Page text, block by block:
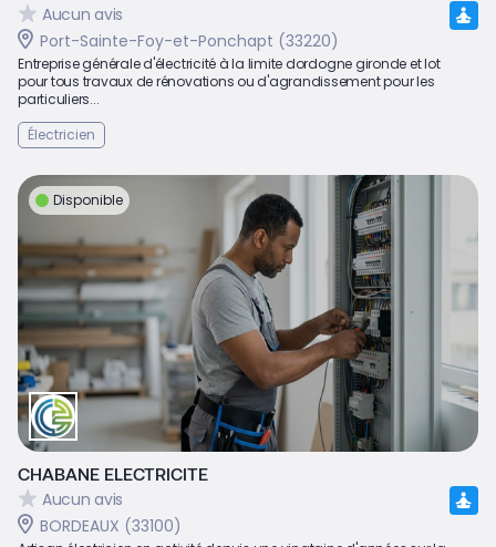
Aucun avis
Port-Sainte-Foy-et-Ponchapt (33220)
Entreprise générale d'électricité à la limite dordogne gironde et lot
pour tous travaux de rénovations ou d'agrandissement pour les
particuliers...
Électricien
Disponible
CHABANE ELECTRICITE
Aucun avis
BORDEAUX (33100)